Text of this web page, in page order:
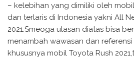
– kelebihan yang dimiliki oleh
dan terlaris di Indonesia yakni All
2021.Smeoga ulasan diatas bisa
menambah wawasan dan
khususnya mobil Toyota Rush